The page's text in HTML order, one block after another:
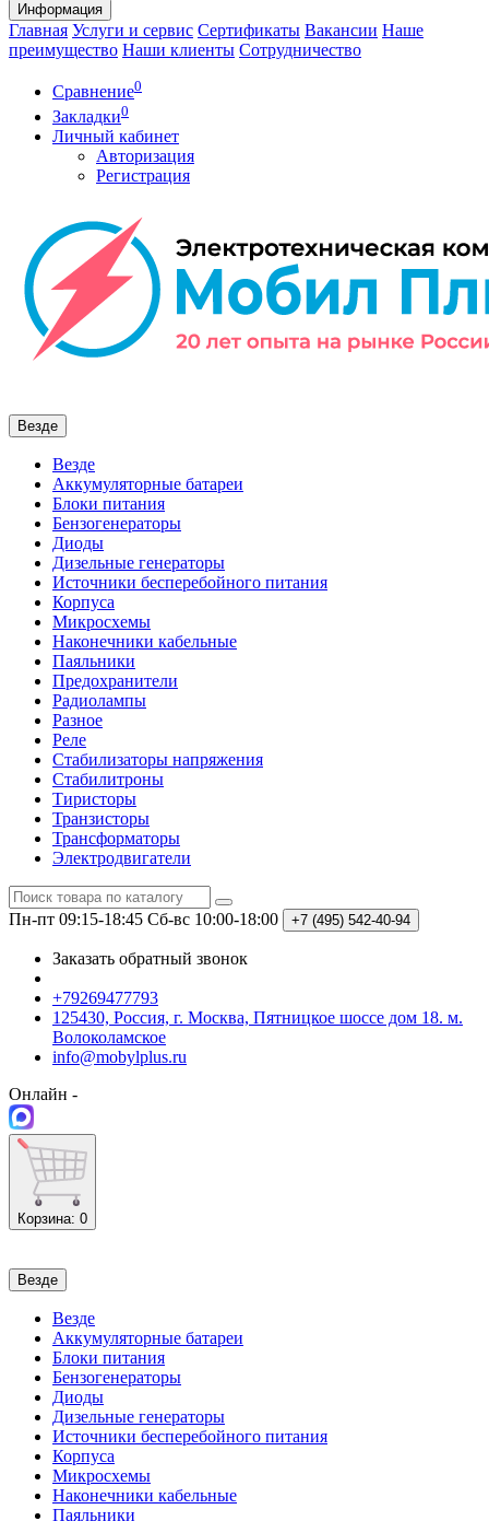
Информация
Главная Услуги и сервис Сертификаты Вакансии Наше
преимущество Наши клиенты Сотрудничество
Сравнение0
Закладки0
Личный кабинет
Авторизация
Регистрация
Везде
Везде
Аккумуляторные батареи
Блоки питания
Бензогенераторы
Диоды
Дизельные генераторы
Источники бесперебойного питания
Корпуса
Микросхемы
Наконечники кабельные
Паяльники
Предохранители
Радиолампы
Разное
Реле
Стабилизаторы напряжения
Стабилитроны
Тиристоры
Транзисторы
Трансформаторы
Электродвигатели
Пн-пт 09:15-18:45 Сб-вс 10:00-18:00 +7 (495) 542-40-94
Заказать обратный звонок
+79269477793
125430, Россия, г. Москва, Пятницкое шоссе дом 18. м.
Волоколамское
info@mobylplus.ru
Онлайн -
Корзина: 0
Везде
Везде
Аккумуляторные батареи
Блоки питания
Бензогенераторы
Диоды
Дизельные генераторы
Источники бесперебойного питания
Корпуса
Микросхемы
Наконечники кабельные
Паяльники